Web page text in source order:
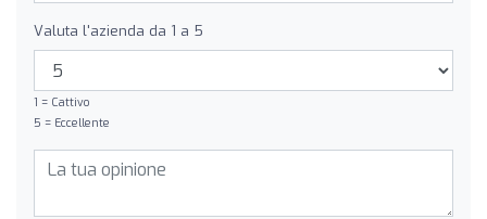
Valuta l'azienda da 1 a 5
1 = Cattivo
5 = Eccellente